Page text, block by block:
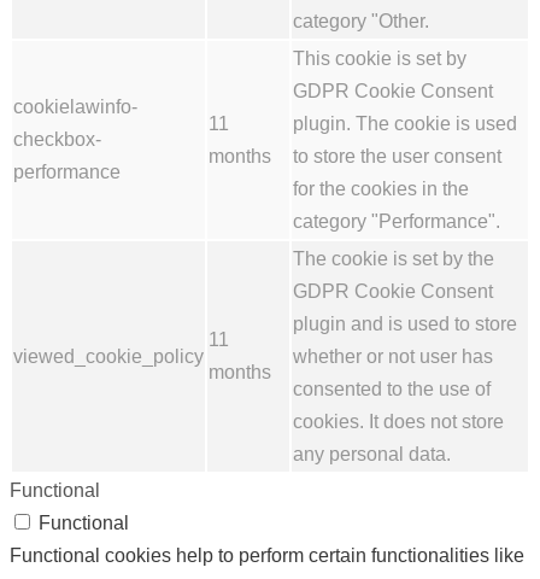
category "Other.
cookielawinfo-
checkbox-
performance
11
months
This cookie is set by
GDPR Cookie Consent
plugin. The cookie is used
to store the user consent
for the cookies in the
category "Performance".
viewed_cookie_policy
11
months
The cookie is set by the
GDPR Cookie Consent
plugin and is used to store
whether or not user has
consented to the use of
cookies. It does not store
any personal data.
Functional
Functional
Functional cookies help to perform certain functionalities like